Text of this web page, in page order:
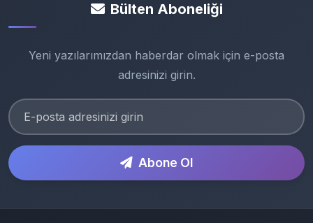
Bülten Aboneliği
Yeni yazılarımızdan haberdar olmak için e-posta
adresinizi girin.
Abone Ol